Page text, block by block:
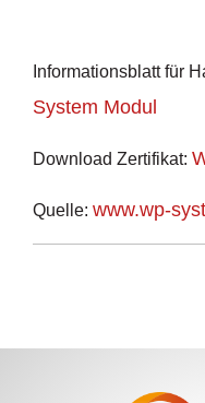
Informationsblatt für
System Modul
Download Zertifikat:
Quelle: www.wp-